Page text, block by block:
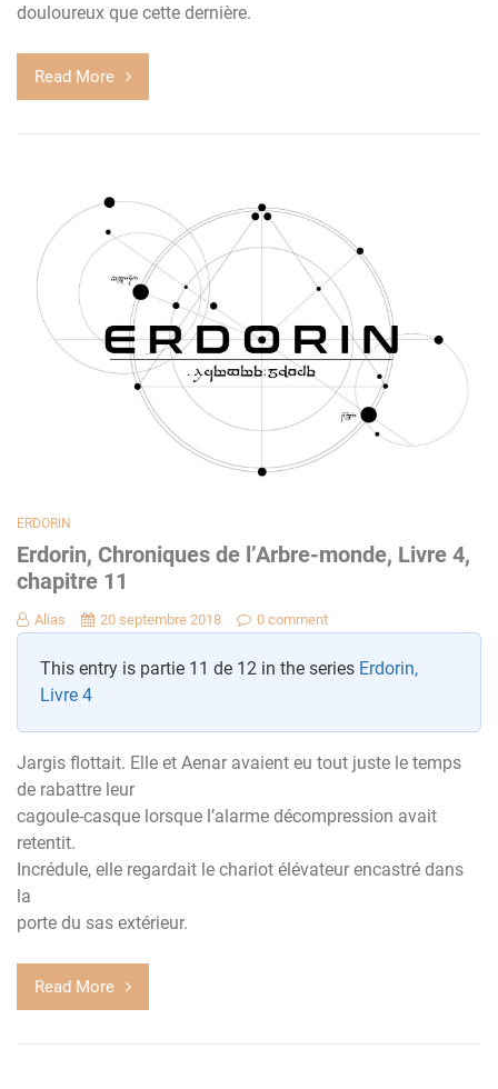
douloureux que cette dernière.
Read More
ERDORIN
Erdorin, Chroniques de l’Arbre-monde, Livre 4,
chapitre 11
Alias 20 septembre 2018 0 comment
This entry is partie 11 de 12 in the series Erdorin,
Livre 4
Jargis flottait. Elle et Aenar avaient eu tout juste le temps
de rabattre leur
cagoule-casque lorsque l’alarme décompression avait
retentit.
Incrédule, elle regardait le chariot élévateur encastré dans
la
porte du sas extérieur.
Read More